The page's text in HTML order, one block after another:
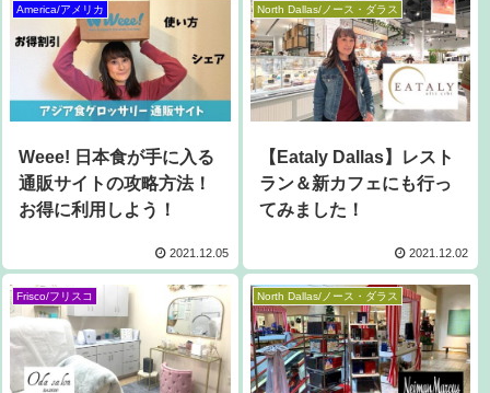
America/アメリカ
Weee! 日本食が手に入る
通販サイトの攻略方法！
お得に利用しよう！
2021.12.05
North Dallas/ノース・ダラス
【Eataly Dallas】レスト
ラン＆新カフェにも行っ
てみました！
2021.12.02
Frisco/フリスコ North Dallas/ノース・ダラス